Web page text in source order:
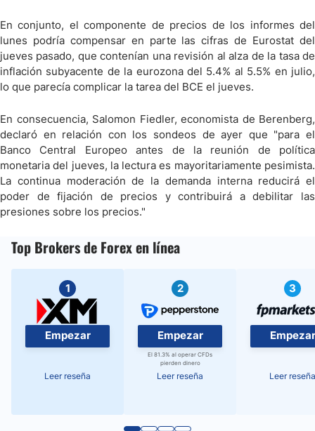
En conjunto, el componente de precios de los informes del
lunes podría compensar en parte las cifras de Eurostat del
jueves pasado, que contenían una revisión al alza de la tasa de
inflación subyacente de la eurozona del 5.4% al 5.5% en julio,
lo que parecía complicar la tarea del BCE el jueves.
En consecuencia, Salomon Fiedler, economista de Berenberg,
declaró en relación con los sondeos de ayer que "para el
Banco Central Europeo antes de la reunión de política
monetaria del jueves, la lectura es mayoritariamente pesimista.
La continua moderación de la demanda interna reducirá el
poder de fijación de precios y contribuirá a debilitar las
presiones sobre los precios."
Top Brokers de Forex en línea
1
Empezar
Leer reseña
2
Empezar
El 81.3% al operar CFDs
pierden dinero
Leer reseña
3
Empezar
Leer reseña